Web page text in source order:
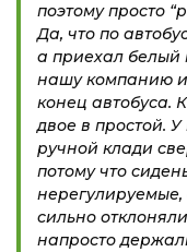
поэтому просто
Да, что по
а приехал белый
нашу компанию
конец автобуса.
двое в простой.
ручной клади
потому что
сильно
напросто